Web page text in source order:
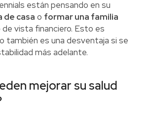
están pensando en su
de casa o formar una familia
vista financiero. Esto es
también es una desventaja si se
más adelante.
mejorar su salud